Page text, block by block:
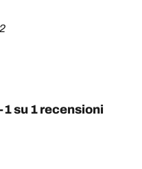
1 su 1 recensioni